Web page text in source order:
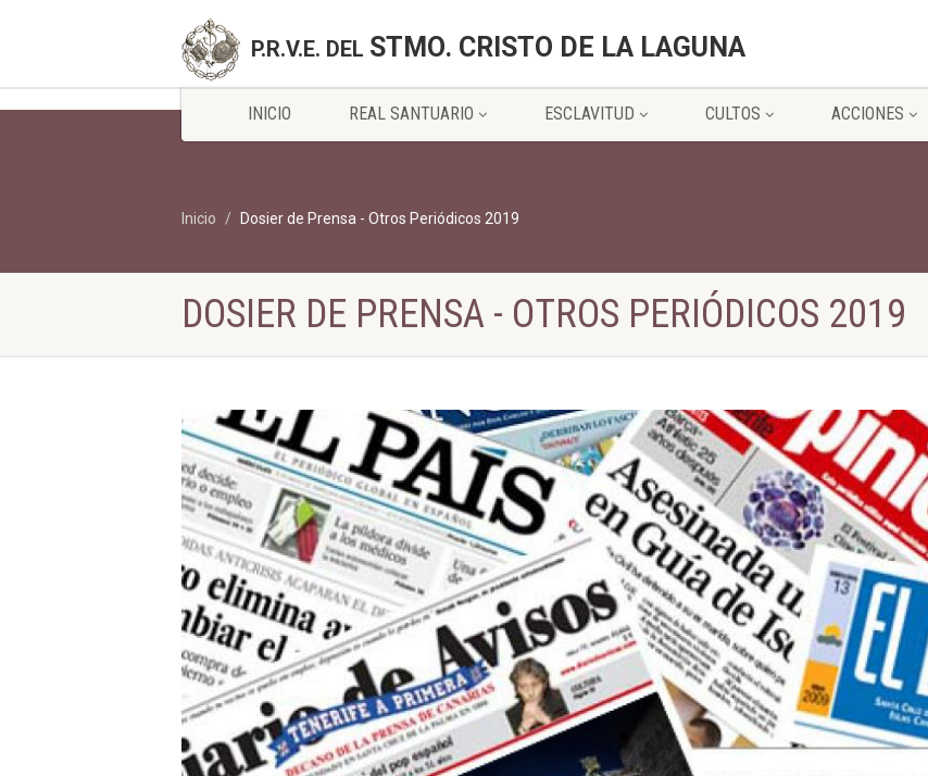
P.R.V.E. DEL STMO. CRISTO DE LA LAGUNA
INICIO REAL SANTUARIO ESCLAVITUD CULTOS ACCIONES
Inicio Dosier de Prensa - Otros Periódicos 2019
DOSIER DE PRENSA - OTROS PERIÓDICOS 2019